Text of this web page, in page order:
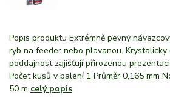
Popis produktu Extrémně pevný
ryb na feeder nebo plavanou.
poddajnost zajišťují přirozenou
Počet kusů v balení 1 Průměr 0,165 mm
50 m celý popis